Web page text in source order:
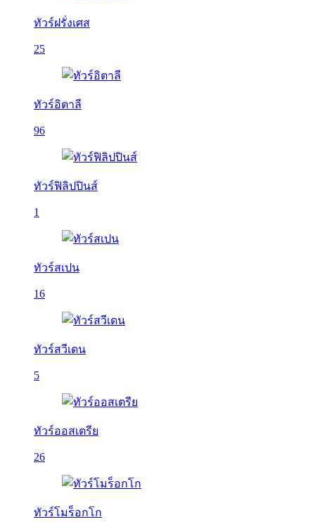
ทัวร์ฝรั่งเศส
25
ทัวร์อิตาลี
96
ทัวร์ฟิลิปปินส์
1
ทัวร์สเปน
16
ทัวร์สวีเดน
5
ทัวร์ออสเตรีย
26
ทัวร์โมร็อกโก